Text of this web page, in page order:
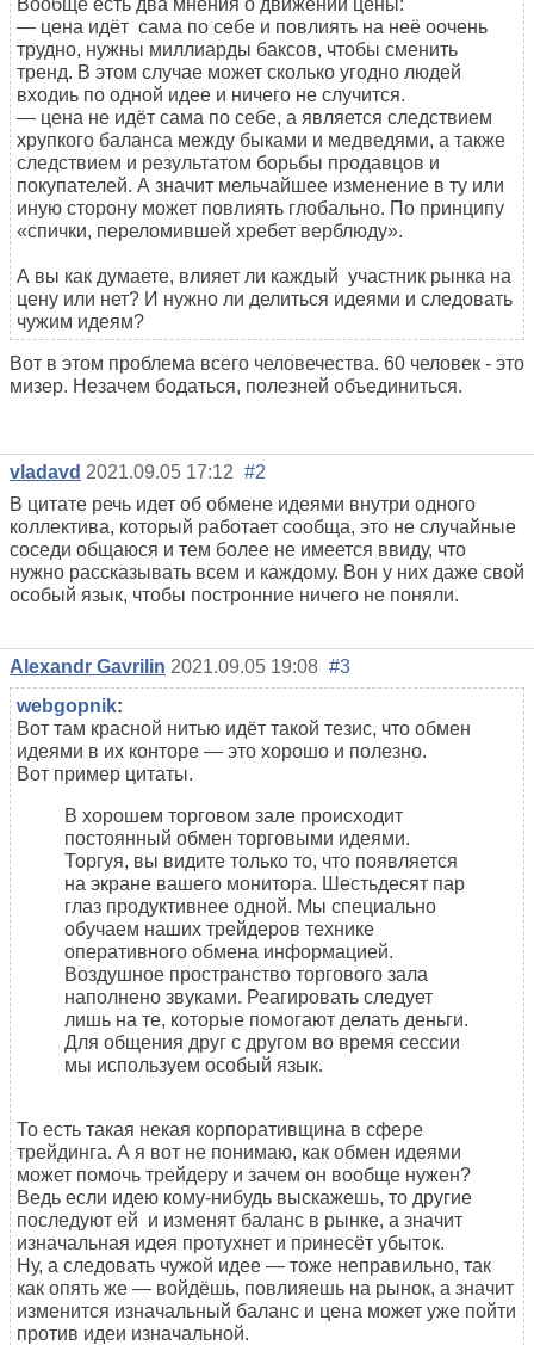
Вообще есть два мнения о движении цены:
— цена идёт сама по себе и повлиять на неё оочень
трудно, нужны миллиарды баксов, чтобы сменить
тренд. В этом случае может сколько угодно людей
входиь по одной идее и ничего не случится.
— цена не идёт сама по себе, а является следствием
хрупкого баланса между быками и медведями, а также
следствием и результатом борьбы продавцов и
покупателей. А значит мельчайшее изменение в ту или
иную сторону может повлиять глобально. По принципу
«спички, переломившей хребет верблюду».
А вы как думаете, влияет ли каждый участник рынка на
цену или нет? И нужно ли делиться идеями и следовать
чужим идеям?
Вот в этом проблема всего человечества. 60 человек - это
мизер. Незачем бодаться, полезней объединиться.
vladavd 2021.09.05 17:12 #2
В цитате речь идет об обмене идеями внутри одного
коллектива, который работает сообща, это не случайные
соседи общаюся и тем более не имеется ввиду, что
нужно рассказывать всем и каждому. Вон у них даже свой
особый язык, чтобы постронние ничего не поняли.
Alexandr Gavrilin 2021.09.05 19:08 #3
webgopnik:
Вот там красной нитью идёт такой тезис, что обмен
идеями в их конторе — это хорошо и полезно.
Вот пример цитаты.
В хорошем торговом зале происходит
постоянный обмен торговыми идеями.
Торгуя, вы видите только то, что появляется
на экране вашего монитора. Шестьдесят пар
глаз продуктивнее одной. Мы специально
обучаем наших трейдеров технике
оперативного обмена информацией.
Воздушное пространство торгового зала
наполнено звуками. Реагировать следует
лишь на те, которые помогают делать деньги.
Для общения друг с другом во время сессии
мы используем особый язык.
То есть такая некая корпоративщина в сфере
трейдинга. А я вот не понимаю, как обмен идеями
может помочь трейдеру и зачем он вообще нужен?
Ведь если идею кому-нибудь выскажешь, то другие
последуют ей и изменят баланс в рынке, а значит
изначальная идея протухнет и принесёт убыток.
Ну, а следовать чужой идее — тоже неправильно, так
как опять же — войдёшь, повлияешь на рынок, а значит
изменится изначальный баланс и цена может уже пойти
против идеи изначальной.